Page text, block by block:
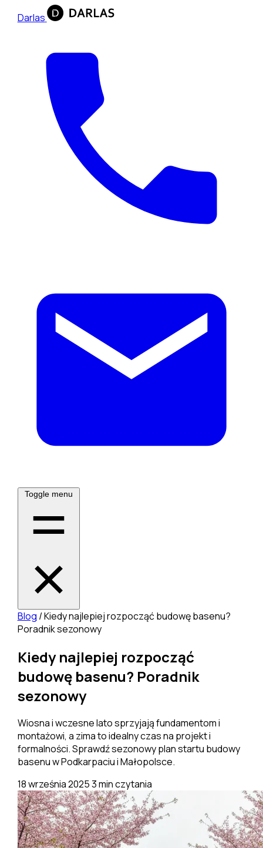
Darlas
Toggle menu
Blog /Kiedy najlepiej rozpocząć budowę basenu?
Poradnik sezonowy
Kiedy najlepiej rozpocząć
budowę basenu? Poradnik
sezonowy
Wiosna i wczesne lato sprzyjają fundamentom i
montażowi, a zima to idealny czas na projekt i
formalności. Sprawdź sezonowy plan startu budowy
basenu w Podkarpaciu i Małopolsce.
18 września 20253 min czytania